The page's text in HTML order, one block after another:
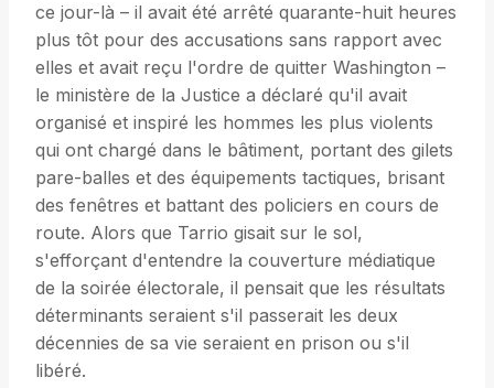
ce jour-là – il avait été arrêté quarante-huit heures
plus tôt pour des accusations sans rapport avec
elles et avait reçu l'ordre de quitter Washington –
le ministère de la Justice a déclaré qu'il avait
organisé et inspiré les hommes les plus violents
qui ont chargé dans le bâtiment, portant des gilets
pare-balles et des équipements tactiques, brisant
des fenêtres et battant des policiers en cours de
route. Alors que Tarrio gisait sur le sol,
s'efforçant d'entendre la couverture médiatique
de la soirée électorale, il pensait que les résultats
déterminants seraient s'il passerait les deux
décennies de sa vie seraient en prison ou s'il
libéré.